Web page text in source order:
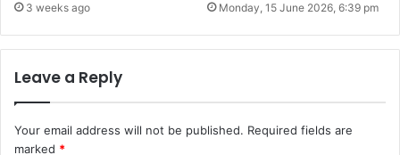
3 weeks ago Monday, 15 June 2026, 6:39 pm
Leave a Reply
Your email address will not be published. Required fields are
marked *